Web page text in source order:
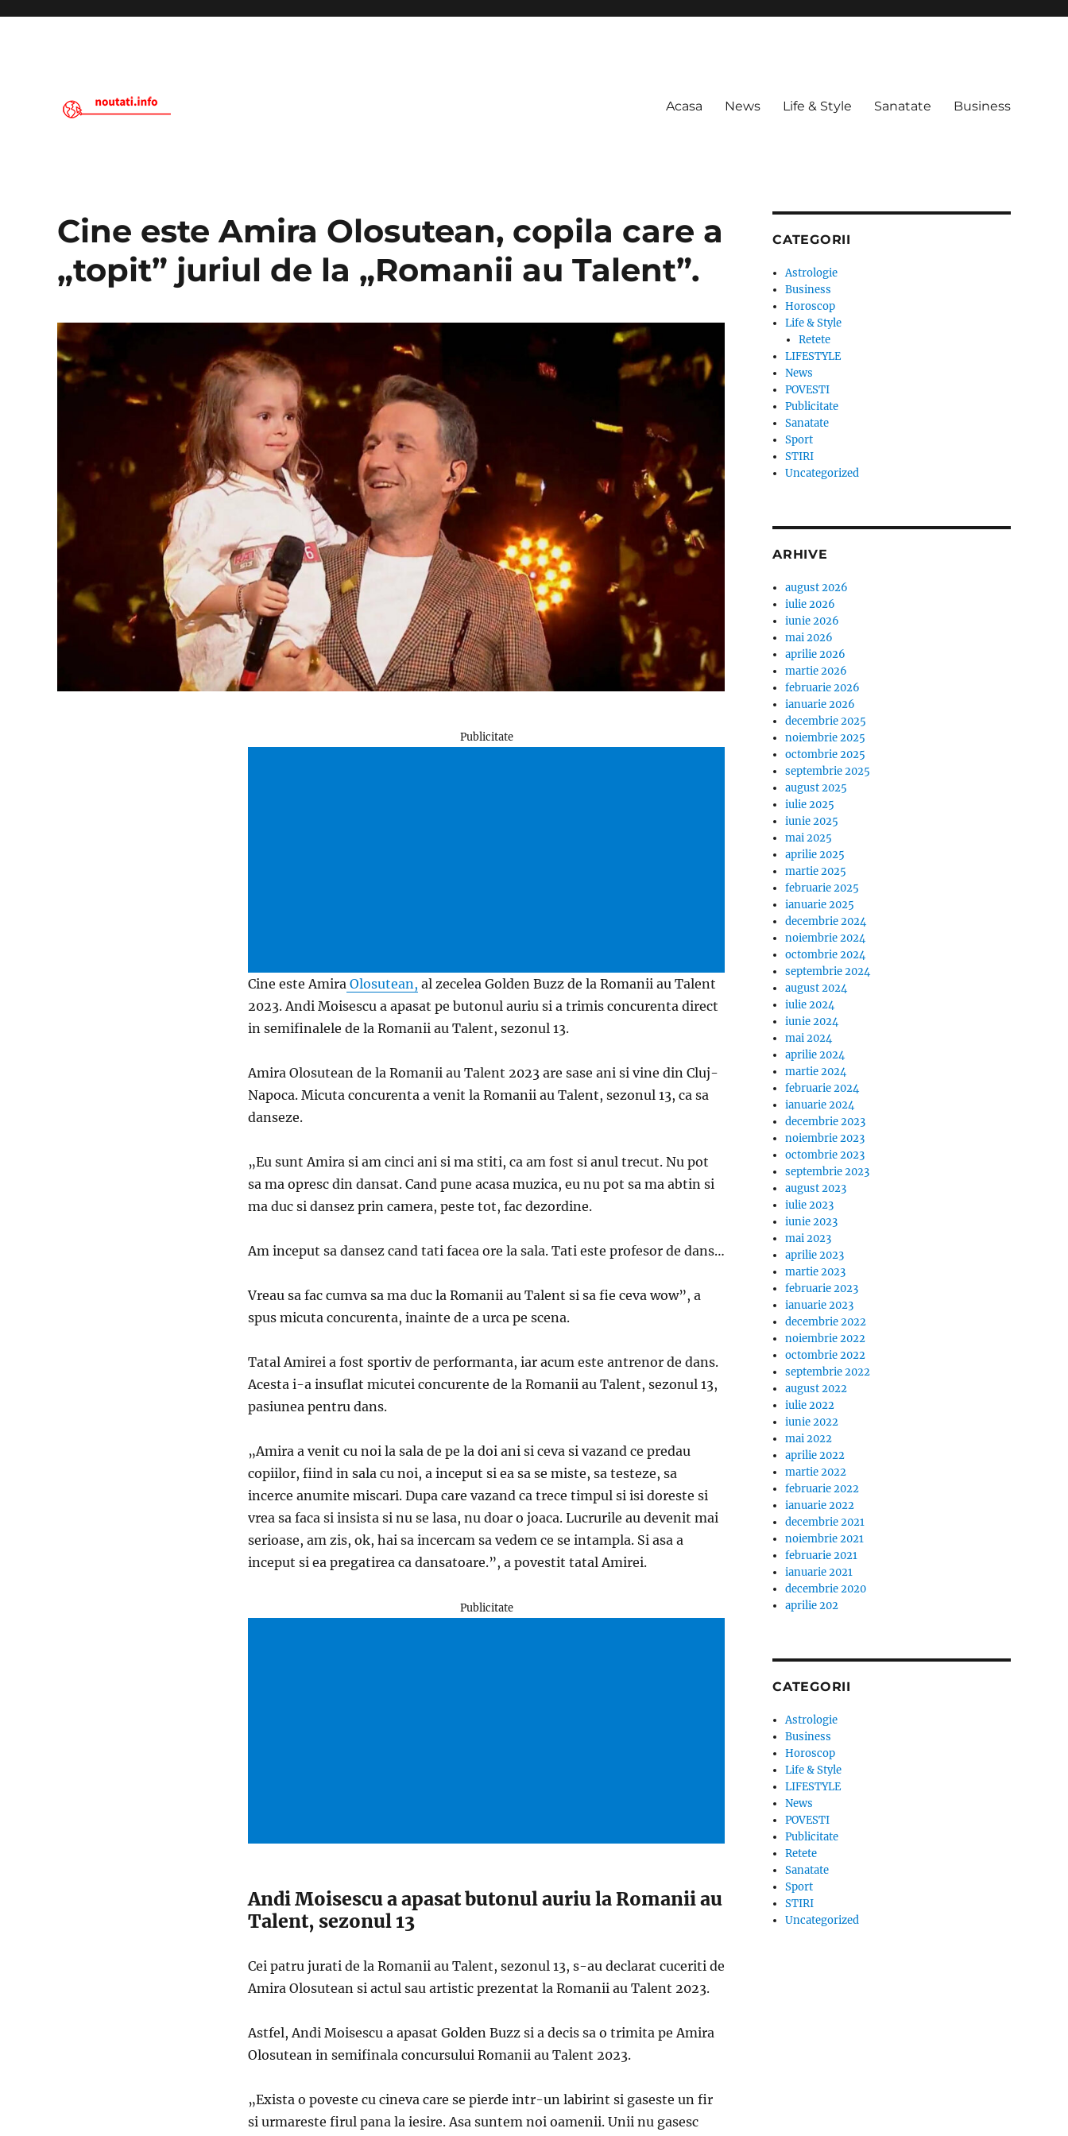
Acasa News Life & Style Sanatate Business
Cine este Amira Olosutean, copila care a
„topit” juriul de la „Romanii au Talent”.
Publicitate
Cine este Amira Olosutean, al zecelea Golden Buzz de la Romanii au Talent
2023. Andi Moisescu a apasat pe butonul auriu si a trimis concurenta direct
in semifinalele de la Romanii au Talent, sezonul 13.
Amira Olosutean de la Romanii au Talent 2023 are sase ani si vine din Cluj-
Napoca. Micuta concurenta a venit la Romanii au Talent, sezonul 13, ca sa
danseze.
„Eu sunt Amira si am cinci ani si ma stiti, ca am fost si anul trecut. Nu pot
sa ma opresc din dansat. Cand pune acasa muzica, eu nu pot sa ma abtin si
ma duc si dansez prin camera, peste tot, fac dezordine.
Am inceput sa dansez cand tati facea ore la sala. Tati este profesor de dans…
Vreau sa fac cumva sa ma duc la Romanii au Talent si sa fie ceva wow”, a
spus micuta concurenta, inainte de a urca pe scena.
Tatal Amirei a fost sportiv de performanta, iar acum este antrenor de dans.
Acesta i-a insuflat micutei concurente de la Romanii au Talent, sezonul 13,
pasiunea pentru dans.
„Amira a venit cu noi la sala de pe la doi ani si ceva si vazand ce predau
copiilor, fiind in sala cu noi, a inceput si ea sa se miste, sa testeze, sa
incerce anumite miscari. Dupa care vazand ca trece timpul si isi doreste si
vrea sa faca si insista si nu se lasa, nu doar o joaca. Lucrurile au devenit mai
serioase, am zis, ok, hai sa incercam sa vedem ce se intampla. Si asa a
inceput si ea pregatirea ca dansatoare.”, a povestit tatal Amirei.
Publicitate
Andi Moisescu a apasat butonul auriu la Romanii au
Talent, sezonul 13
Cei patru jurati de la Romanii au Talent, sezonul 13, s-au declarat cuceriti de
Amira Olosutean si actul sau artistic prezentat la Romanii au Talent 2023.
Astfel, Andi Moisescu a apasat Golden Buzz si a decis sa o trimita pe Amira
Olosutean in semifinala concursului Romanii au Talent 2023.
„Exista o poveste cu cineva care se pierde intr-un labirint si gaseste un fir
si urmareste firul pana la iesire. Asa suntem noi oamenii. Unii nu gasesc
CATEGORII
Astrologie
Business
Horoscop
Life & Style
Retete
LIFESTYLE
News
POVESTI
Publicitate
Sanatate
Sport
STIRI
Uncategorized
ARHIVE
august 2026
iulie 2026
iunie 2026
mai 2026
aprilie 2026
martie 2026
februarie 2026
ianuarie 2026
decembrie 2025
noiembrie 2025
octombrie 2025
septembrie 2025
august 2025
iulie 2025
iunie 2025
mai 2025
aprilie 2025
martie 2025
februarie 2025
ianuarie 2025
decembrie 2024
noiembrie 2024
octombrie 2024
septembrie 2024
august 2024
iulie 2024
iunie 2024
mai 2024
aprilie 2024
martie 2024
februarie 2024
ianuarie 2024
decembrie 2023
noiembrie 2023
octombrie 2023
septembrie 2023
august 2023
iulie 2023
iunie 2023
mai 2023
aprilie 2023
martie 2023
februarie 2023
ianuarie 2023
decembrie 2022
noiembrie 2022
octombrie 2022
septembrie 2022
august 2022
iulie 2022
iunie 2022
mai 2022
aprilie 2022
martie 2022
februarie 2022
ianuarie 2022
decembrie 2021
noiembrie 2021
februarie 2021
ianuarie 2021
decembrie 2020
aprilie 202
CATEGORII
Astrologie
Business
Horoscop
Life & Style
LIFESTYLE
News
POVESTI
Publicitate
Retete
Sanatate
Sport
STIRI
Uncategorized